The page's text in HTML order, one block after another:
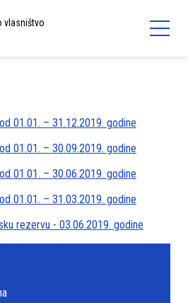
vlasništvo
01.01. – 31.12.2019. godine
01.01. – 30.09.2019. godine
01.01. – 30.06.2019. godine
01.01. – 31.03.2019. godine
rezervu - 03.06.2019. godine